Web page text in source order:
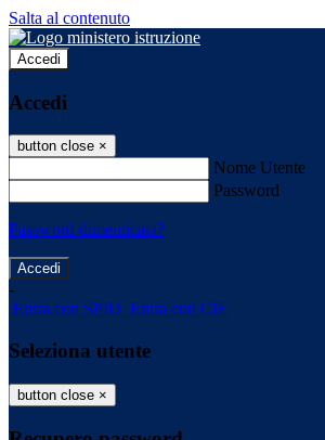
Salta al contenuto
Accedi
Accedi
button close ×
Nome Utente
Password
Password dimenticata?
-
Entra con SPID Entra con CIE
Seleziona utente
button close ×